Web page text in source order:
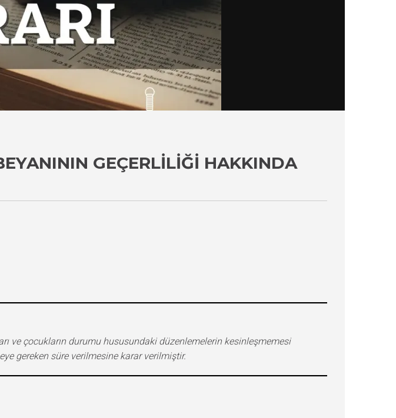
GEÇERLILIĞI HAKKINDA
ve çocukların durumu hususundaki düzenlemelerin kesinleşmemesi
gereken süre verilmesine karar verilmiştir.